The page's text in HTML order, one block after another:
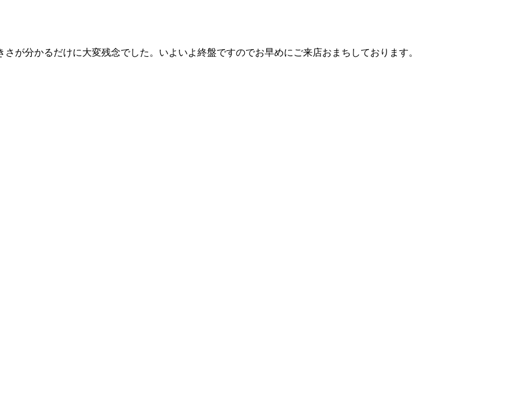
が分かるだけに大変残念でした。いよいよ終盤ですのでお早めにご来店おまちしております。